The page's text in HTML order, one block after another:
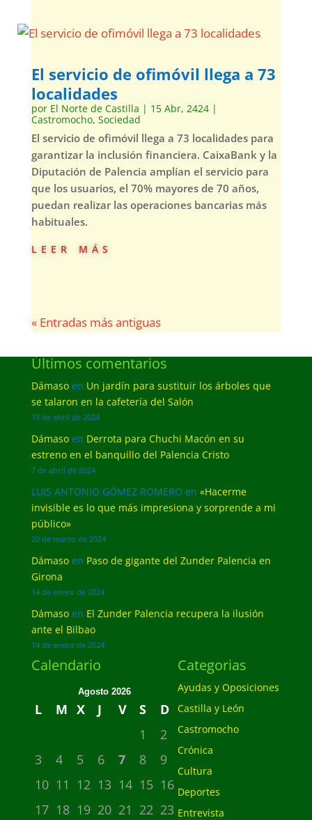
El servicio de ofimóvil llega a 73
localidades
por El Norte de Castilla | 15 Abr, 2424|
Castromocho, Sociedad
El servicio de ofimóvil llega a 73 localidades para
garantizar la inclusión financiera. CaixaBank y la
Diputación de Palencia amplían el servicio para
que los usuarios, el 70% mayores de 70 años,
puedan realizar las operaciones bancarias más
habituales.
leer más
« Entradas más antiguas
Últimos comentarios
Dámasoen Un jardín para sustituir los árboles que
se talaron en la cafetería del Salón
13 de abril de 2024
Dámasoen Derrota para Chuchi Macón en su
estreno en el banquillo del Palencia Cristo
7 de abril de 2024
LUIS ANTONIO GÓMEZ ROMERO en «Hacerme
invisible es lo que más impresiona y sorprende a mi
público»
20 de marzo de 2024
Dámasoen Paso de gigante del Zunder Palencia en
Girona
14 de enero de 2024
Dámasoen El Zunder Palencia recupera la ilusión
ante el Bilbao
14 de enero de 2024
Calendario
Agosto 2026
L M X J V S
D
1
2
3
4 5 6 7 8
9
10 11 12 13 14 15 16
17 18 19 20 21 22 23
Categorias
Ayudas y Oposiciones
Castilla y León
Castromocho
Crónica
Cultura
Deportes
Entrevista